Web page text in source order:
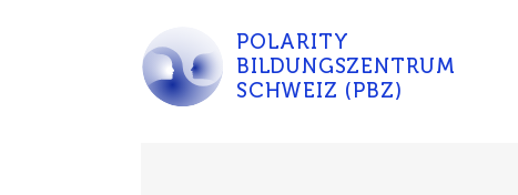
POLARITY
BILDUNGSZENTRUM
SCHWEIZ (PBZ)